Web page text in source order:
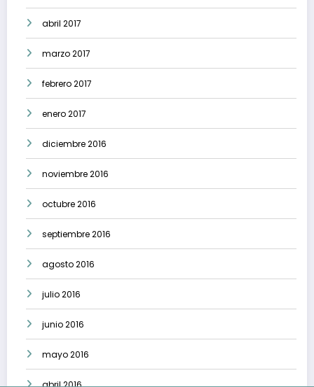
abril 2017
marzo 2017
febrero 2017
enero 2017
diciembre 2016
noviembre 2016
octubre 2016
septiembre 2016
agosto 2016
julio 2016
junio 2016
mayo 2016
abril 2016